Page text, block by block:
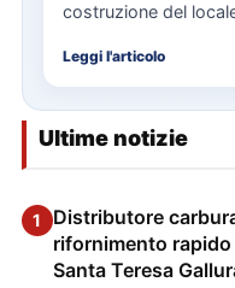
costruzione del
Leggi l'articolo
Ultime notizie
1
Distributore
rifornimento rapido
Santa Teresa